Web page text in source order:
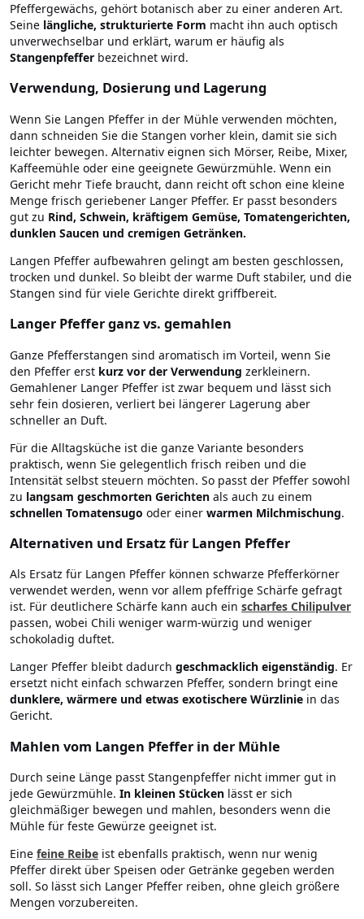
Pfeffergewächs, gehört botanisch aber zu einer anderen Art.
Seine längliche, strukturierte Form macht ihn auch optisch
unverwechselbar und erklärt, warum er häufig als
Stangenpfeffer bezeichnet wird.
Verwendung, Dosierung und Lagerung
Wenn Sie Langen Pfeffer in der Mühle verwenden möchten,
dann schneiden Sie die Stangen vorher klein, damit sie sich
leichter bewegen. Alternativ eignen sich Mörser, Reibe, Mixer,
Kaffeemühle oder eine geeignete Gewürzmühle. Wenn ein
Gericht mehr Tiefe braucht, dann reicht oft schon eine kleine
Menge frisch geriebener Langer Pfeffer. Er passt besonders
gut zu Rind, Schwein, kräftigem Gemüse, Tomatengerichten,
dunklen Saucen und cremigen Getränken.
Langen Pfeffer aufbewahren gelingt am besten geschlossen,
trocken und dunkel. So bleibt der warme Duft stabiler, und die
Stangen sind für viele Gerichte direkt griffbereit.
Langer Pfeffer ganz vs. gemahlen
Ganze Pfefferstangen sind aromatisch im Vorteil, wenn Sie
den Pfeffer erst kurz vor der Verwendung zerkleinern.
Gemahlener Langer Pfeffer ist zwar bequem und lässt sich
sehr fein dosieren, verliert bei längerer Lagerung aber
schneller an Duft.
Für die Alltagsküche ist die ganze Variante besonders
praktisch, wenn Sie gelegentlich frisch reiben und die
Intensität selbst steuern möchten. So passt der Pfeffer sowohl
zu langsam geschmorten Gerichten als auch zu einem
schnellen Tomatensugo oder einer warmen Milchmischung.
Alternativen und Ersatz für Langen Pfeffer
Als Ersatz für Langen Pfeffer können schwarze Pfefferkörner
verwendet werden, wenn vor allem pfeffrige Schärfe gefragt
ist. Für deutlichere Schärfe kann auch ein scharfes Chilipulver
passen, wobei Chili weniger warm-würzig und weniger
schokoladig duftet.
Langer Pfeffer bleibt dadurch geschmacklich eigenständig. Er
ersetzt nicht einfach schwarzen Pfeffer, sondern bringt eine
dunklere, wärmere und etwas exotischere Würzlinie in das
Gericht.
Mahlen vom Langen Pfeffer in der Mühle
Durch seine Länge passt Stangenpfeffer nicht immer gut in
jede Gewürzmühle. In kleinen Stücken lässt er sich
gleichmäßiger bewegen und mahlen, besonders wenn die
Mühle für feste Gewürze geeignet ist.
Eine feine Reibe ist ebenfalls praktisch, wenn nur wenig
Pfeffer direkt über Speisen oder Getränke gegeben werden
soll. So lässt sich Langer Pfeffer reiben, ohne gleich größere
Mengen vorzubereiten.